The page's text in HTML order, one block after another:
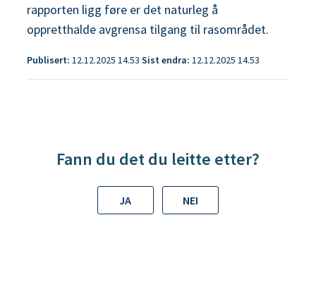
rapporten ligg føre er det naturleg å
oppretthalde avgrensa tilgang til rasområdet.
Publisert 12.12.2025 14.53 Sist endra 12.12.2025 14.53
Fann du det du leitte etter?
JA NEI